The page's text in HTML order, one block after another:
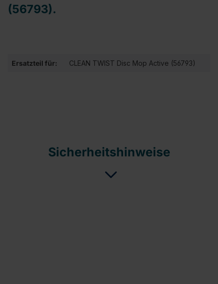
(56793).
Ersatzteil für: CLEAN TWIST Disc Mop Active (56793)
Sicherheitshinweise